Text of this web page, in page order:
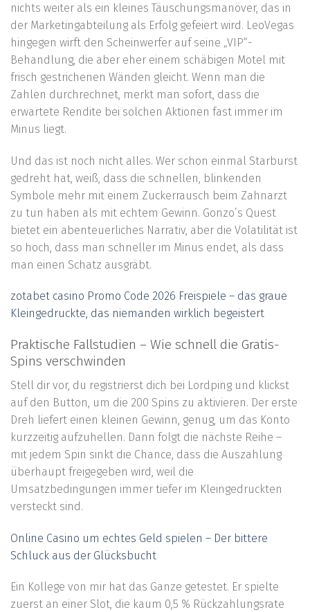
nichts weiter als ein kleines Täuschungsmanöver, das in
der Marketingabteilung als Erfolg gefeiert wird. LeoVegas
hingegen wirft den Scheinwerfer auf seine „VIP“-
Behandlung, die aber eher einem schäbigen Motel mit
frisch gestrichenen Wänden gleicht. Wenn man die
Zahlen durchrechnet, merkt man sofort, dass die
erwartete Rendite bei solchen Aktionen fast immer im
Minus liegt.
Und das ist noch nicht alles. Wer schon einmal Starburst
gedreht hat, weiß, dass die schnellen, blinkenden
Symbole mehr mit einem Zuckerrausch beim Zahnarzt
zu tun haben als mit echtem Gewinn. Gonzo’s Quest
bietet ein abenteuerliches Narrativ, aber die Volatilität ist
so hoch, dass man schneller im Minus endet, als dass
man einen Schatz ausgräbt.
zotabet casino Promo Code 2026 Freispiele – das graue
Kleingedruckte, das niemanden wirklich begeistert
Praktische Fallstudien – Wie schnell die Gratis-
Spins verschwinden
Stell dir vor, du registrierst dich bei Lordping und klickst
auf den Button, um die 200 Spins zu aktivieren. Der erste
Dreh liefert einen kleinen Gewinn, genug, um das Konto
kurzzeitig aufzuhellen. Dann folgt die nächste Reihe –
mit jedem Spin sinkt die Chance, dass die Auszahlung
überhaupt freigegeben wird, weil die
Umsatzbedingungen immer tiefer im Kleingedruckten
versteckt sind.
Online Casino um echtes Geld spielen – Der bittere
Schluck aus der Glücksbucht
Ein Kollege von mir hat das Ganze getestet. Er spielte
zuerst an einer Slot, die kaum 0,5 % Rückzahlungsrate